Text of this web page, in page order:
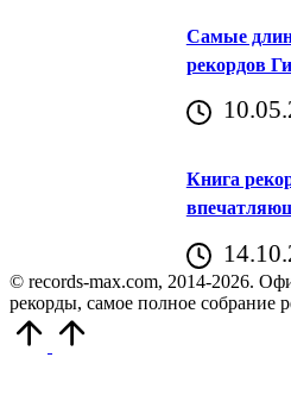
Самые
рекордов
Книга
© records-max.com, 2014-2026.
рекорды, самое полное собрание